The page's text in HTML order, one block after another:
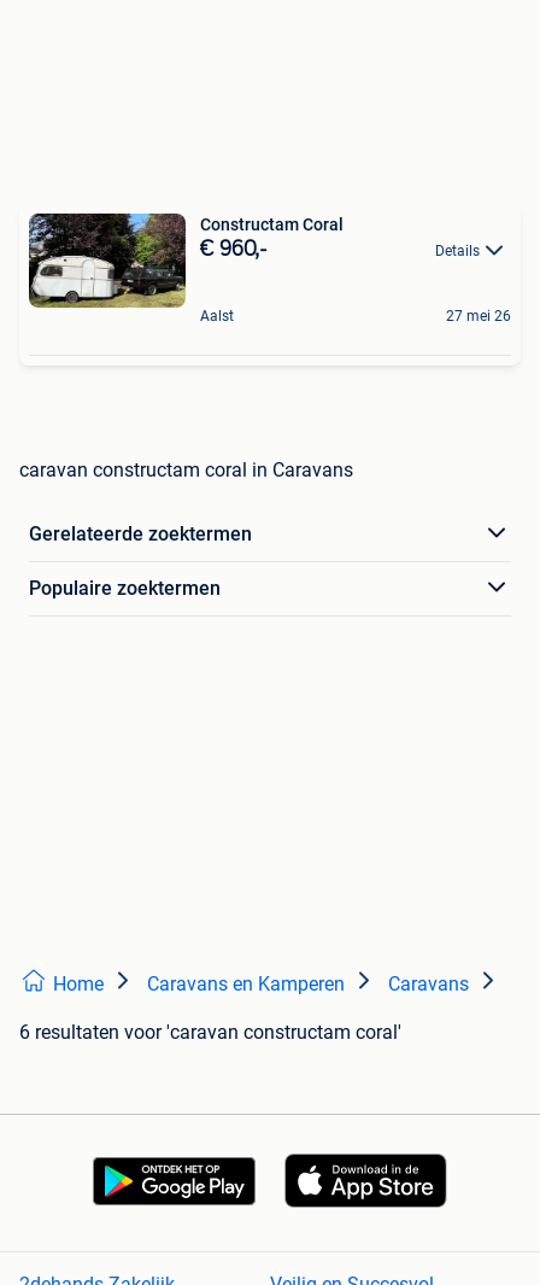
Constructam Coral
€ 960,- Details
Aalst 27 mei 26
caravan constructam coral in Caravans
Gerelateerde zoektermen
Populaire zoektermen
Home Caravans en Kamperen Caravans
6 resultaten voor 'caravan constructam coral'